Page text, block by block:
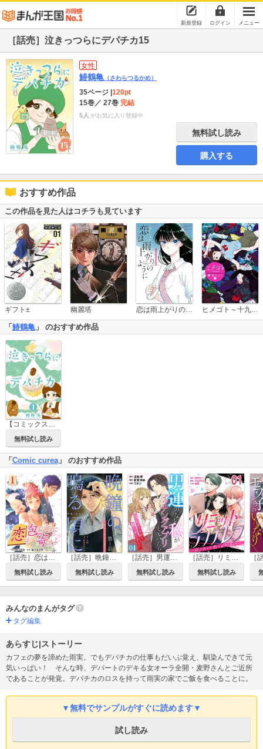
新規登録 ログイン メニュー
［話売］泣きっつらにデパチカ15
女性
鰆鶴亀 （さわらつるかめ）
35ページ 120pt
15巻／ 27巻 完結
5人 がお気に入り登録中
無料試し読み
購入する
おすすめ作品
この作品を見た人はコチラも見ています
ギフト± 幽麗塔 恋は雨上がりのように ヒメゴト～十九歳の制服～
「 鰆鶴亀」 のおすすめ作品
【コミックス版】泣きっつらにデパチカ
無料試し読み
「 Comic curea 」 のおすすめ作品
無料試し読み 無料試し読み 無料試し読み 無料試し読み
みんなのまんがタグ
タグ編集
あらすじ|ストーリー
カフェの夢を諦めた雨実。でもデパチカの仕事もだいぶ覚え、馴染んできて元
気いっぱい！ そんな時、デパートのデキる女オーラ全開・麦野さんとご近所
であることが発覚。デパチカのロスを持って雨実の家でご飯を食べることに。
▼無料でサンプルがすぐに読めます▼
試し読み